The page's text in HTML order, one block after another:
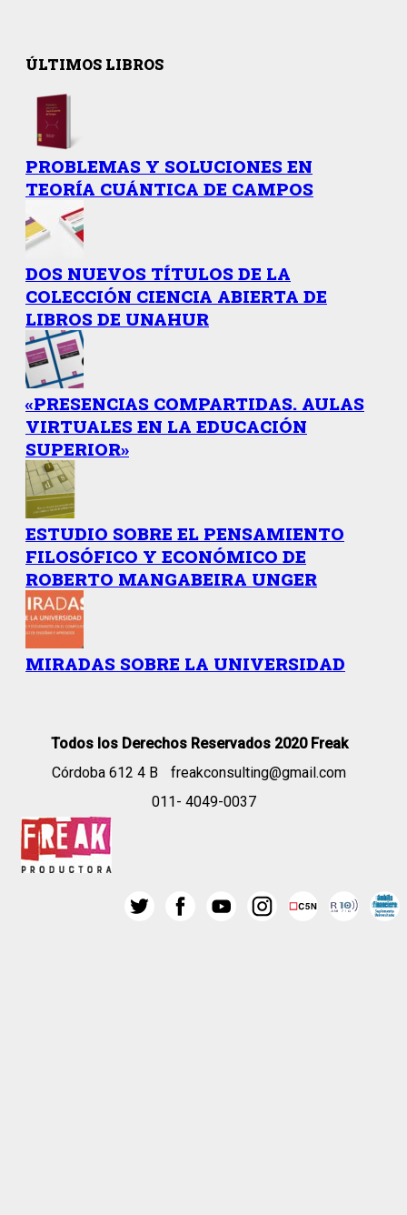
ÚLTIMOS LIBROS
PROBLEMAS Y SOLUCIONES EN
TEORÍA CUÁNTICA DE CAMPOS
DOS NUEVOS TÍTULOS DE LA
COLECCIÓN CIENCIA ABIERTA DE
LIBROS DE UNAHUR
«PRESENCIAS COMPARTIDAS. AULAS
VIRTUALES EN LA EDUCACIÓN
SUPERIOR»
ESTUDIO SOBRE EL PENSAMIENTO
FILOSÓFICO Y ECONÓMICO DE
ROBERTO MANGABEIRA UNGER
MIRADAS SOBRE LA UNIVERSIDAD
Todos los Derechos Reservados 2020 Freak
Córdoba 612 4 B
freakconsulting@gmail.com
011- 4049-0037